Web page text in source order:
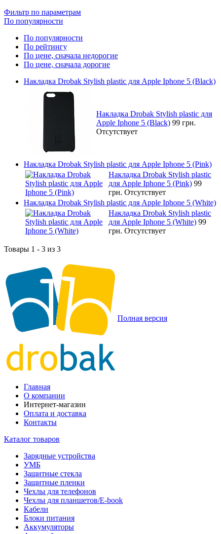
Фильтр по параметрам
По популярности
По популярности
По рейтингу
По цене, сначала недорогие
По цене, сначала дорогие
Накладка Drobak Stylish plastic для Apple Iphone 5 (Black)
Накладка Drobak Stylish plastic для
Apple Iphone 5 (Black) 99 грн.
Отсутствует
Накладка Drobak Stylish plastic для Apple Iphone 5 (Pink)
Накладка Drobak Stylish plastic
для Apple Iphone 5 (Pink) 99
грн. Отсутствует
Накладка Drobak Stylish plastic для Apple Iphone 5 (White)
Накладка Drobak Stylish plastic
для Apple Iphone 5 (White) 99
грн. Отсутствует
Товары 1 - 3 из 3
Полная версия
Главная
О компании
Интернет-магазин
Оплата и доставка
Контакты
Каталог товаров
Зарядные устройства
УМБ
Защитные стекла
Защитные пленки
Чехлы для телефонов
Чехлы для планшетов/E-book
Кабели
Блоки питания
Аккумуляторы